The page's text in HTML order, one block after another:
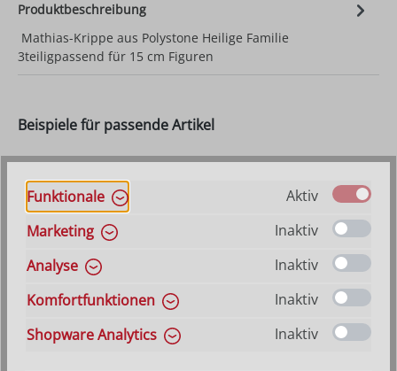
Produktbeschreibung
Mathias-Krippe aus Polystone Heilige Familie
3teiligpassend für 15 cm Figuren
Beispiele für passende Artikel
Funktionale
Aktiv
Marketing
Inaktiv
Analyse
Inaktiv
Komfortfunktionen
Inaktiv
Shopware Analytics
Inaktiv